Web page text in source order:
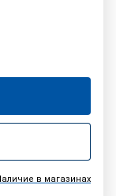
в магазинах